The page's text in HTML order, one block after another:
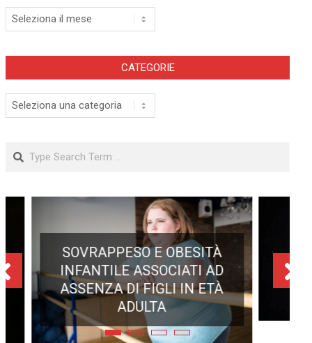
Archivi
CATEGORIE
Categorie
Search
ECLISSE TOTALE DEL 12
AGOSTO 2026: DOVE SI
POTRÀ VEDERE